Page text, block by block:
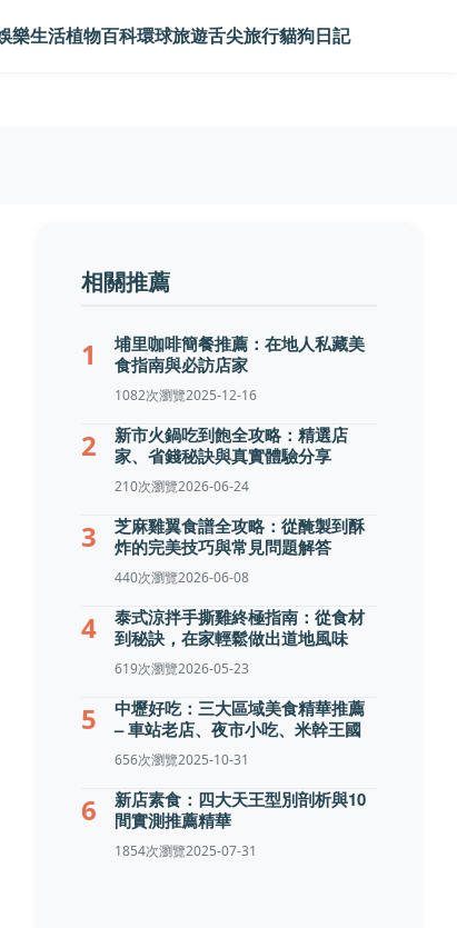
樂生活植物百科環球旅遊舌尖旅行貓狗日記
相關推薦
1
埔里咖啡簡餐推薦：在地人私藏美
食指南與必訪店家
1082次瀏覽2025-12-16
2
新市火鍋吃到飽全攻略：精選店
家、省錢秘訣與真實體驗分享
210次瀏覽2026-06-24
3
芝麻雞翼食譜全攻略：從醃製到酥
炸的完美技巧與常見問題解答
440次瀏覽2026-06-08
4
泰式涼拌手撕雞終極指南：從食材
到秘訣，在家輕鬆做出道地風味
619次瀏覽2026-05-23
5
中壢好吃：三大區域美食精華推薦
– 車站老店、夜市小吃、米幹王國
656次瀏覽2025-10-31
6
新店素食：四大天王型別剖析與10
間實測推薦精華
1854次瀏覽2025-07-31